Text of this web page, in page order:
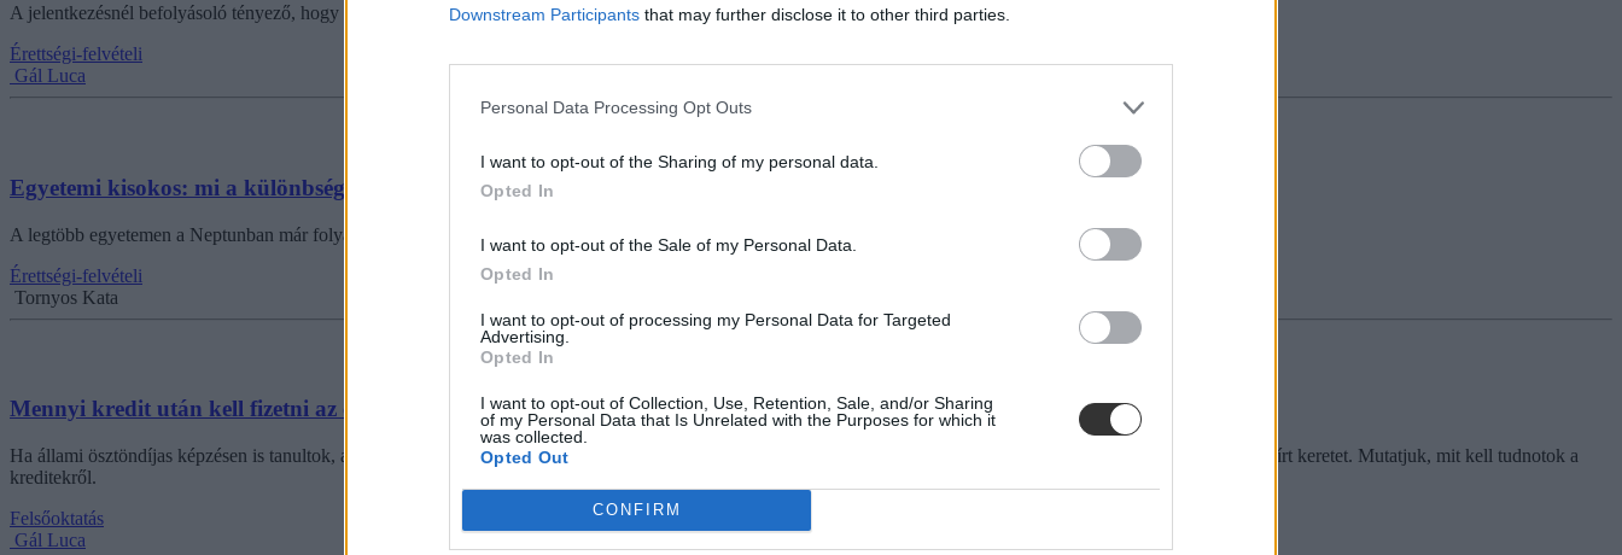
Downstream Participants that may further disclose it to other third parties.
Personal Data Processing Opt Outs
I want to opt-out of the Sharing of my personal data.
Opted In
I want to opt-out of the Sale of my Personal Data.
Opted In
I want to opt-out of processing my Personal Data for Targeted
Advertising.
Opted In
I want to opt-out of Collection, Use, Retention, Sale, and/or Sharing
of my Personal Data that Is Unrelated with the Purposes for which it
was collected.
Opted Out
CONFIRM
A jelentkezésnél befolyásoló tényező, hogy milyen szakon végeztetek korábban és hány kreditet tudnak beszámítani a felvételin.
Érettségi-felvételi
Gál Luca
Egyetemi kisokos: mi a különbség a kredit és a szabad kredit között?
A legtöbb egyetemen a Neptunban már folyamatosan hirdetik meg a tárgyakat a következő félévre. A tárgyfelvétel előtt azonban érdemes tisztában lenni a kreditekkel.
Érettségi-felvételi
Tornyos Kata
Mennyi kredit után kell fizetni az egyetemen?
Ha állami ösztöndíjas képzésen is tanultok, az ingyenesen megszerezhető kreditek száma nem végtelen. Komoly összegeket is ki lehet fizetni akkor, ha túllépitek az előírt keretet. Mutatjuk, mit kell tudnotok a
kreditekről.
Felsőoktatás
Gál Luca